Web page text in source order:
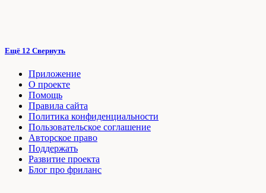
Ещё 12 Свернуть
Приложение
О проекте
Помощь
Правила сайта
Политика конфиденциальности
Пользовательское соглашение
Авторское право
Поддержать
Развитие проекта
Блог про фриланс